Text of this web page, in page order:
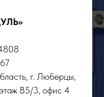
г. Люберцы,
В5/3, офис 4